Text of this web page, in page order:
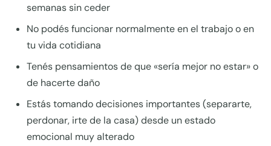
semanas sin ceder
No podés funcionar normalmente en el trabajo o en
tu vida cotidiana
Tenés pensamientos de que «sería mejor no estar» o
de hacerte daño
Estás tomando decisiones importantes (separarte,
perdonar, irte de la casa) desde un estado
emocional muy alterado